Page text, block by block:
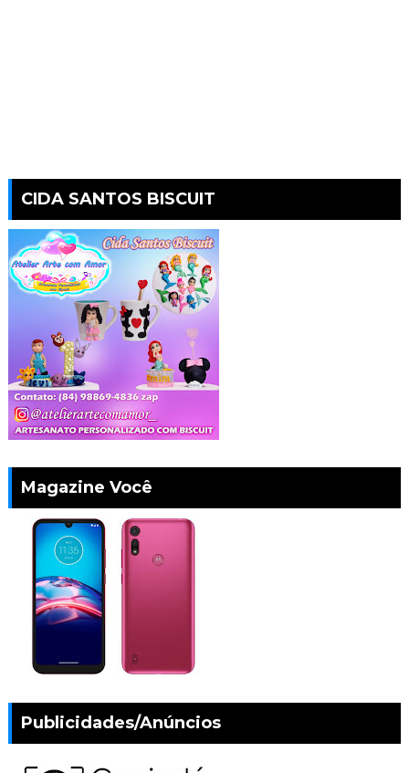
CIDA SANTOS BISCUIT
Magazine Você
Publicidades/Anúncios